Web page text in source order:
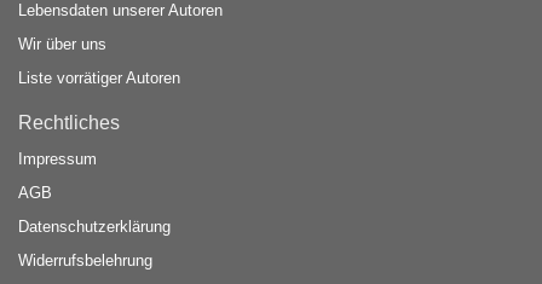
Lebensdaten unserer Autoren
Wir über uns
Liste vorrätiger Autoren
Rechtliches
Impressum
AGB
Datenschutzerklärung
Widerrufsbelehrung